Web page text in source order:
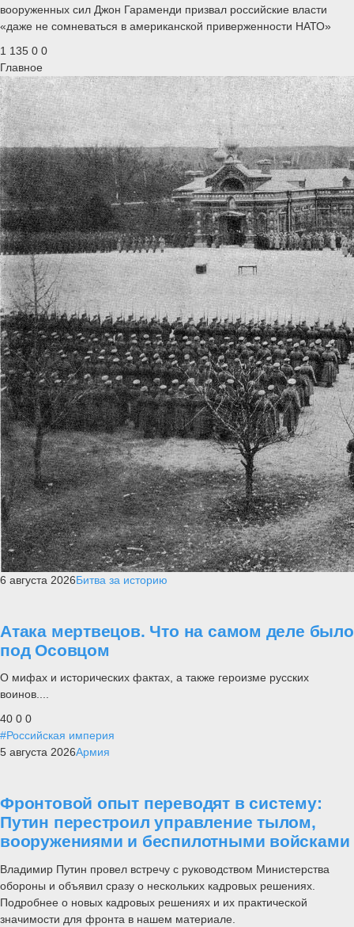
вооруженных сил Джон Гараменди призвал российские власти
«даже не сомневаться в американской приверженности НАТО»
1 135 0 0
Главное
6 августа 2026Битва за историю
Атака мертвецов. Что на самом деле было
под Осовцом
О мифах и исторических фактах, а также героизме русских
воинов....
40 0 0
#Российская империя
5 августа 2026Армия
Фронтовой опыт переводят в систему:
Путин перестроил управление тылом,
вооружениями и беспилотными войсками
Владимир Путин провел встречу с руководством Министерства
обороны и объявил сразу о нескольких кадровых решениях.
Подробнее о новых кадровых решениях и их практической
значимости для фронта в нашем материале.